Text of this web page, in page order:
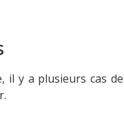
il y a plusieurs cas de